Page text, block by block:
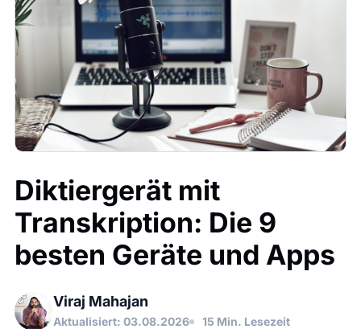
Diktiergerät mit
Transkription: Die 9
besten Geräte und Apps
Viraj Mahajan
Aktualisiert: 03.08.2026 15 Min. Lesezeit